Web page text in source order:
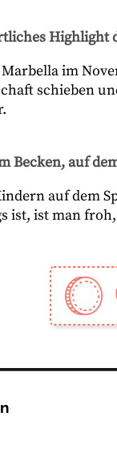
Highlight
im
schieben
Becken, auf
auf dem
ist, ist man